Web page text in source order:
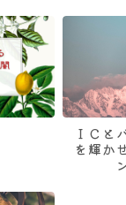
ＩＣと
を輝か